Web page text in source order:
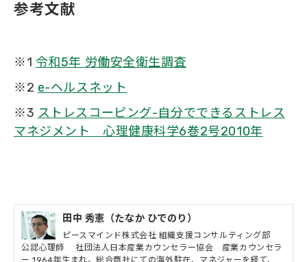
参考文献
※1 令和5年 労働安全衛生調査
※2 e-ヘルスネット
※3 ストレスコーピング-自分でできるストレス
マネジメント 心理健康科学6巻2号2010年
田中 秀憲（たなか ひでのり）
ピースマインド株式会社 組織支援コンサルティング部
公認心理師 社団法人日本産業カウンセラー協会 産業カウンセラ
ー 1964年生まれ。総合商社にての海外駐在、マネジャーを経て、